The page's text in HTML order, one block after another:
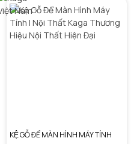
KỆ GỖ ĐỂ MÀN HÌNH MÁY TÍNH